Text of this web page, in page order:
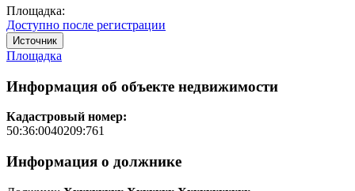
Площадка:
Доступно после регистрации
Источник
Площадка
Информация об объекте недвижимости
Кадастровый номер:
50:36:0040209:761
Информация о должнике